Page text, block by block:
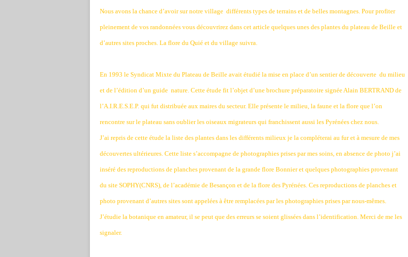
Nous avons la chance d’avoir sur notre village différents types de terrains et de belles montagnes. Pour profiter
pleinement de vos randonnées vous découvrirez dans cet article quelques unes des plantes du plateau de Beille et
d’autres sites proches. La flore du Quié et du village suivra.
En 1993 le Syndicat Mixte du Plateau de Beille avait étudié la mise en place d’un sentier de découverte du milieu
et de l’édition d’un guide nature. Cette étude fit l’objet d’une brochure préparatoire signée Alain BERTRAND de
l’A.I.R.E.S.E.P. qui fut distribuée aux maires du secteur. Elle présente le milieu, la faune et la flore que l’on
rencontre sur le plateau sans oublier les oiseaux migrateurs qui franchissent aussi les Pyrénées chez nous.
J’ai repris de cette étude la liste des plantes dans les différents milieux je la compléterai au fur et à mesure de mes
découvertes ultérieures. Cette liste s’accompagne de photographies prises par mes soins, en absence de photo j’ai
inséré des reproductions de planches provenant de la grande flore Bonnier et quelques photographies provenant
du site SOPHY(CNRS), de l’académie de Besançon et de la flore des Pyrénées. Ces reproductions de planches et
photo provenant d’autres sites sont appelées à être remplacées par les photographies prises par nous-mêmes.
J’étudie la botanique en amateur, il se peut que des erreurs se soient glissées dans l’identification. Merci de me les
signaler.